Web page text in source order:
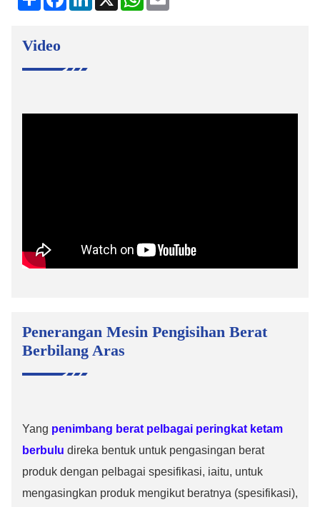
Video
Penerangan Mesin Pengisihan Berat
Berbilang Aras
Yang penimbang berat pelbagai peringkat ketam
berbulu direka bentuk untuk pengasingan berat
produk dengan pelbagai spesifikasi, iaitu, untuk
mengasingkan produk mengikut beratnya (spesifikasi),